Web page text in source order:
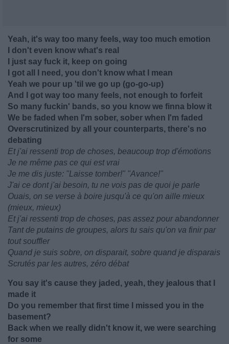
Yeah, it's way too many feels, way too much emotion
I don't even know what's real
I just say fuck it, keep on going
I got all I need, you don't know what I mean
Yeah we pour up 'til we go up (go-go-up)
And I got way too many feels, not enough to forfeit
So many fuckin' bands, so you know we finna blow it
We be faded when I'm sober, sober when I'm faded
Overscrutinized by all your counterparts, there's no
debating
Et j'ai ressenti trop de choses, beaucoup trop d'émotions
Je ne même pas ce qui est vrai
Je me dis juste: "Laisse tomber!" "Avance!"
J'ai ce dont j'ai besoin, tu ne vois pas de quoi je parle
Ouais, on se verse à boire jusqu'à ce qu'on aille mieux
(mieux, mieux)
Et j'ai ressenti trop de choses, pas assez pour abandonner
Tant de putains de groupes, alors tu sais qu'on va finir par
tout souffler
Quand je suis sobre, on disparait, sobre quand je disparais
Scrutés par les autres, zéro débat
You say it's cause they jaded, yeah, they jealous that I
made it
Do you remember that first time I missed you in the
basement?
Back when we really didn't know it, we were searching
for some